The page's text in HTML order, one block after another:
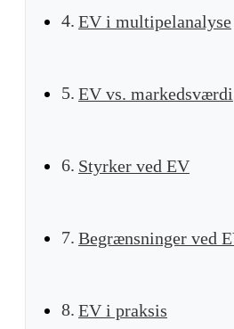
EV i multipelanalyse
EV vs. markedsværdi
Styrker ved EV
Begrænsninger ved
EV i praksis